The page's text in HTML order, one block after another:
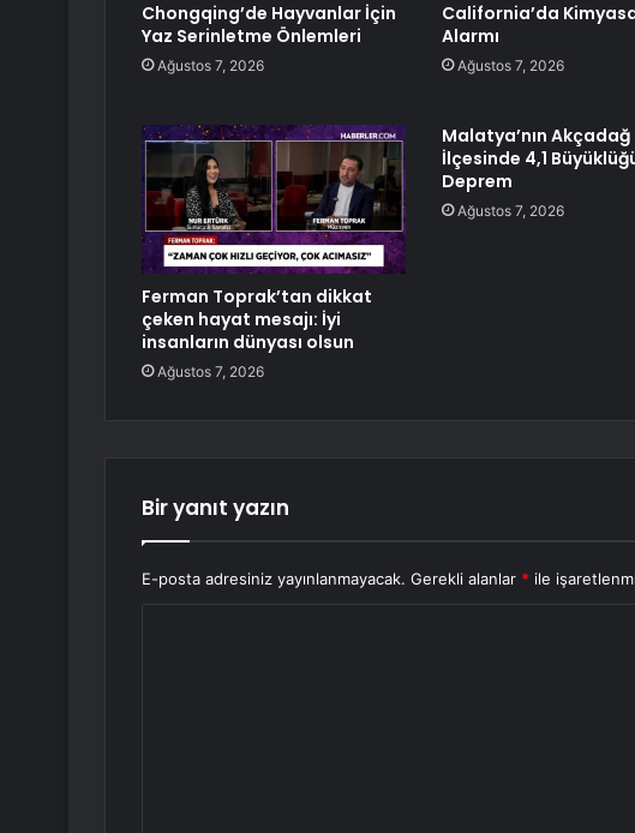
Chongqing’de Hayvanlar İçin
Yaz Serinletme Önlemleri
Ağustos 7, 2026
California’da Kimyasal
Alarmı
Ağustos 7, 2026
Ferman Toprak’tan dikkat
çeken hayat mesajı: İyi
insanların dünyası olsun
Ağustos 7, 2026
Malatya’nın Akçadağ
İlçesinde 4,1
Deprem
Ağustos 7, 2026
Bir yanıt yazın
E-posta adresiniz yayınlanmayacak. Gerekli alanlar * ile